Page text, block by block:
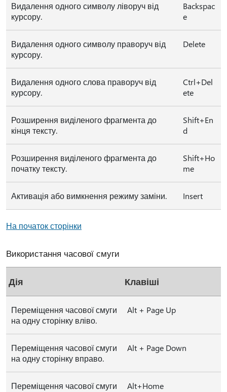
Видалення одного символу ліворуч від
курсору.
Backspac
e
Видалення одного символу праворуч від
курсору.
Delete
Видалення одного слова праворуч від
курсору.
Ctrl+Del
ete
Розширення виділеного фрагмента до
кінця тексту.
Shift+En
d
Розширення виділеного фрагмента до
початку тексту.
Shift+Ho
me
Активація або вимкнення режиму заміни. Insert
На початок сторінки
Використання часової смуги
Дія Клавіші
Переміщення часової смуги
на одну сторінку вліво.
Alt + Page Up
Переміщення часової смуги
на одну сторінку вправо.
Alt + Page Down
Переміщення часової смуги
Alt+Home